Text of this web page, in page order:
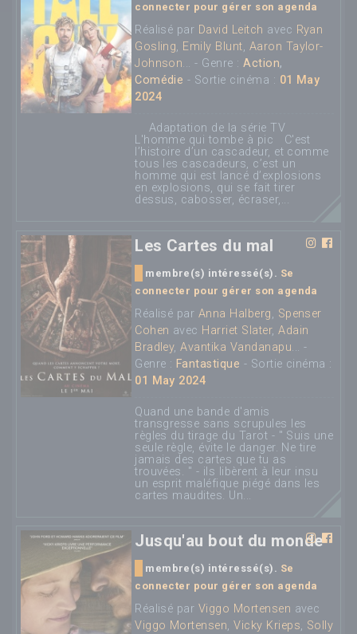
connecter pour gérer son agenda
Réalisé par David Leitch avec Ryan
Gosling, Emily Blunt, Aaron Taylor-
Johnson... - Genre :Action,
Comédie - Sortie cinéma : 01 May
2024
Adaptation de la série TV
L'homme qui tombe à pic C'est
l’histoire d’un cascadeur, et comme
tous les cascadeurs, c’est un
homme qui est lancé d’explosions
en explosions, qui se fait tirer
dessus, cabosser, écraser,...
Les Cartes du mal
membre(s) intéressé(s). Se
connecter pour gérer son agenda
Réalisé par Anna Halberg, Spenser
Cohen avec Harriet Slater,Adain
Bradley,Avantika Vandanapu... -
Genre : Fantastique - Sortie cinéma :
01 May 2024
Quand une bande d'amis
transgresse sans scrupules les
règles du tirage du Tarot - " Suis une
seule règle, évite le danger. Ne tire
jamais des cartes que tu as
trouvées. " - ils libèrent à leur insu
un esprit maléfique piégé dans les
cartes maudites. Un...
Jusqu'au bout du monde
membre(s) intéressé(s). Se
connecter pour gérer son agenda
Réalisé par Viggo Mortensen avec
Viggo Mortensen,Vicky Krieps, Solly